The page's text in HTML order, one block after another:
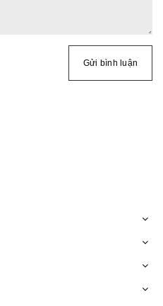
Gửi bình luận